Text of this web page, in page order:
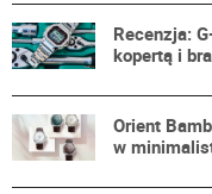
Recenzja:
kopertą i
Orient
w